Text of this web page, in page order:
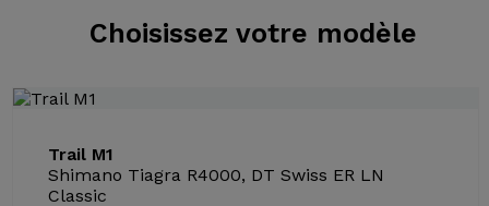
Choisissez votre modèle
Trail M1
Shimano Tiagra R4000, DT Swiss ER LN
Classic